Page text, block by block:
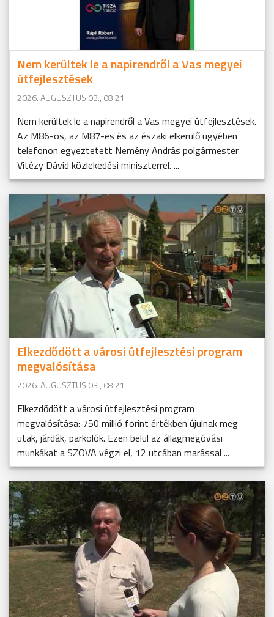
Nem kerültek le a napirendről a Vas megyei
útfejlesztések
2026. AUGUSZTUS 03., 08:21
Nem kerültek le a napirendről a Vas megyei útfejlesztések.
Az M86-os, az M87-es és az északi elkerülő ügyében
telefonon egyeztetett Nemény András polgármester
Vitézy Dávid közlekedési miniszterrel. ...
Elkezdődött a városi útfejlesztési program
megvalósítása
2026. AUGUSZTUS 03., 08:21
Elkezdődött a városi útfejlesztési program
megvalósítása: 750 millió forint értékben újulnak meg
utak, járdák, parkolók. Ezen belül az állagmegóvási
munkákat a SZOVA végzi el, 12 utcában marással ...